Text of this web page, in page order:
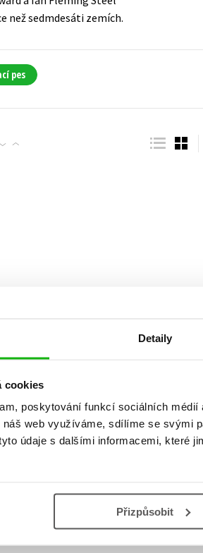
Detaily
cookies
poskytování funkcí sociálních
náš web využíváme, sdílíme se svými
údaje s dalšími informacemi, které
Přizpůsobit
než sedmdesáti zemích.
pes